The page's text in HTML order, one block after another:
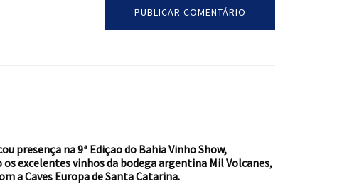
presença na 9ª Ediçao do Bahia Vinho Show,
excelentes vinhos da bodega argentina Mil Volcanes,
a Caves Europa de Santa Catarina.